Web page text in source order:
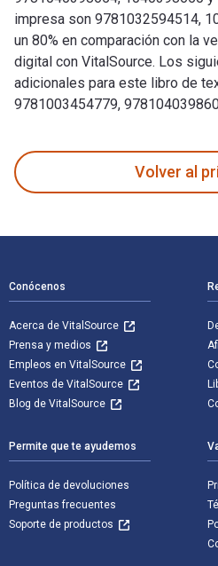
impresa son 9781032594514,
un 80% en comparación con la
digital con VitalSource. Los
adicionales para este libro de
9781003454779,
Volver al
Conócenos
Acerca de VitalSource
Prensa y medios
Empleos en VitalSource
Eventos de VitalSource
Blog de VitalSource
Permite que te ayudemos
Política de devoluciones
Preguntas frecuentes
Soporte de productos